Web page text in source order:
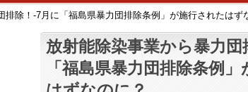
排除！-7月に「福島県暴力団排除条例」が施行されたはず
放射能除染事業から暴力団
「福島県暴力団排除条例